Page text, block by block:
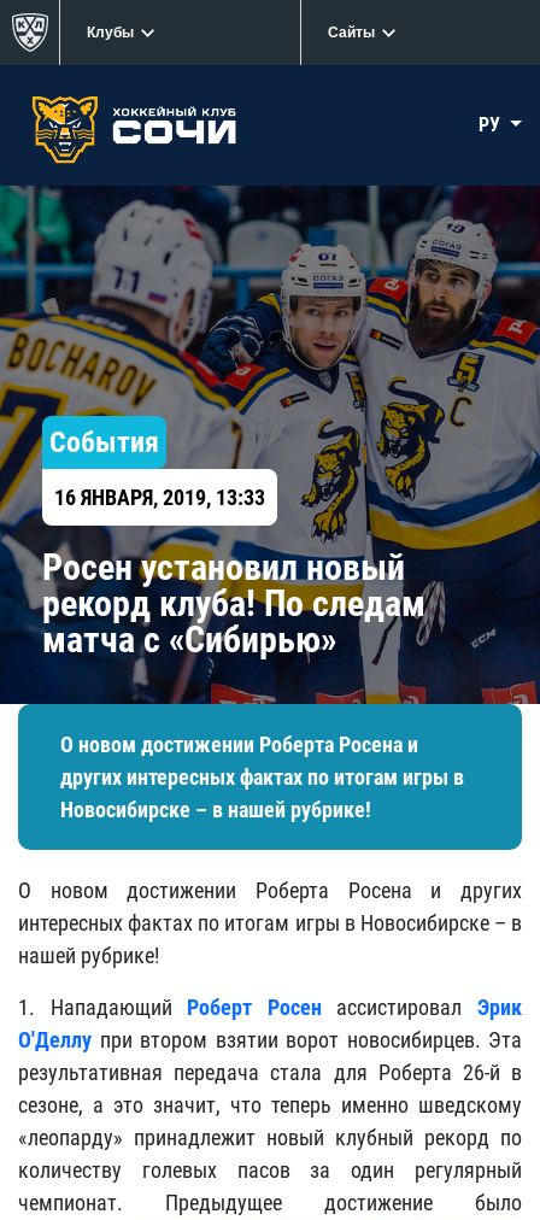
Клубы Сайты
РУ
События
16 ЯНВАРЯ, 2019, 13:33
​Росен установил новый
рекорд клуба! По следам
матча с «Сибирью»
О новом достижении Роберта Росена и
других интересных фактах по итогам игры в
Новосибирске – в нашей рубрике!
О новом достижении Роберта Росена и других
интересных фактах по итогам игры в Новосибирске – в
нашей рубрике!
1. Нападающий Роберт Росен ассистировалЭрик
О'Деллу при втором взятии ворот новосибирцев. Эта
результативная передача стала для Роберта 26-й в
сезоне, а это значит, что теперь именно шведскому
«леопарду» принадлежит новый клубный рекорд по
количеству голевых пасов за один регулярный
чемпионат. Предыдущее достижение было